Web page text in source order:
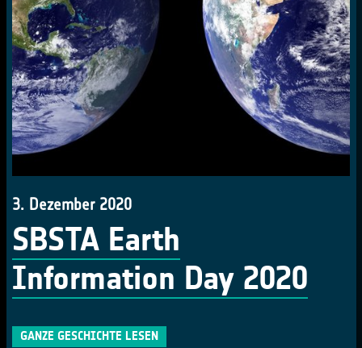
3. Dezember 2020
SBSTA Earth
Information Day 2020
GANZE GESCHICHTE LESEN